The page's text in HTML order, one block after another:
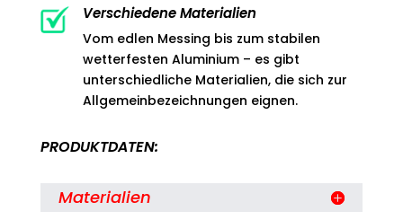
Verschiedene Materialien
Vom edlen Messing bis zum stabilen
wetterfesten Aluminium – es gibt
unterschiedliche Materialien, die sich zur
Allgemeinbezeichnungen eignen.
PRODUKTDATEN:
Materialien